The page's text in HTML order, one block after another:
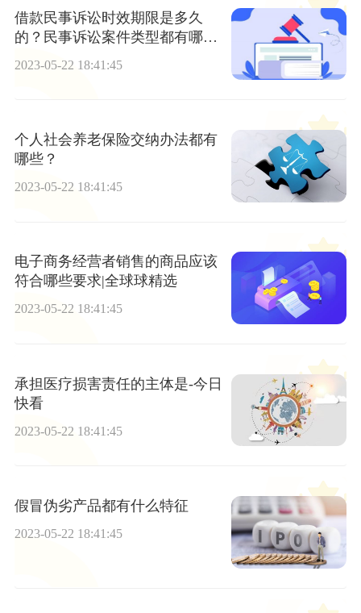
借款民事诉讼时效期限是多久
的？民事诉讼案件类型都有哪
2023-05-22 18:41:45
个人社会养老保险交纳办法都有
哪些？
2023-05-22 18:41:45
电子商务经营者销售的商品应该
符合哪些要求|全球球精选
2023-05-22 18:41:45
承担医疗损害责任的主体是-今日
快看
2023-05-22 18:41:45
假冒伪劣产品都有什么特征
2023-05-22 18:41:45